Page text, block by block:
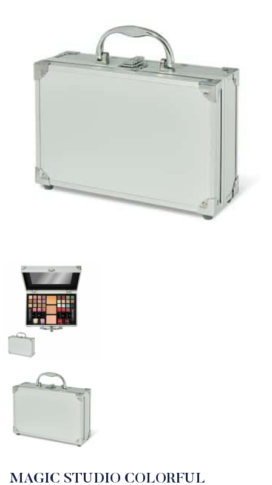
MAGIC STUDIO COLORFUL